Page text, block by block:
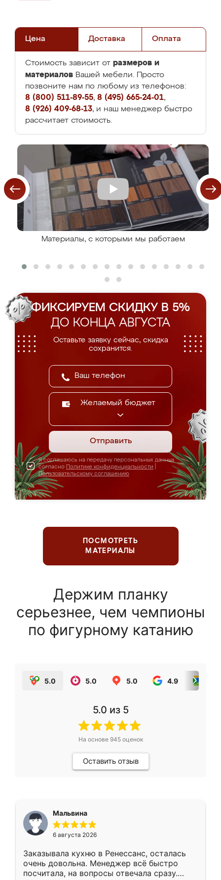
Цена Доставка Оплата
Стоимость зависит от размеров и
материалов Вашей мебели. Просто
позвоните нам по любому из телефонов:
8 (800) 511-89-55, 8 (495) 665-24-01,
8 (926) 409-68-13, и наш менеджер быстро
рассчитает стоимость.
Материалы, с которыми мы работаем
ФИКСИРУЕМ СКИДКУ В 5%
ДО КОНЦА АВГУСТА
Оставьте заявку сейчас, скидка
сохранится.
Желаемый бюджет
Отправить
Я соглашаюсь на передачу персональных данных
согласно Политике конфиденциальности
Пользовательскому соглашению
ПОСМОТРЕТЬ
МАТЕРИАЛЫ
Держим планку
серьезнее, чем чемпионы
по фигурному катанию
5.0 5.0 5.0 4.9
5.0 из 5
На основе 945оценок
Оставить отзыв
Мальвина
6 августа 2026
Заказывала кухню в Ренессанс, осталась
очень довольна. Менеджер всё быстро
посчитала, на вопросы отвечала сразу.